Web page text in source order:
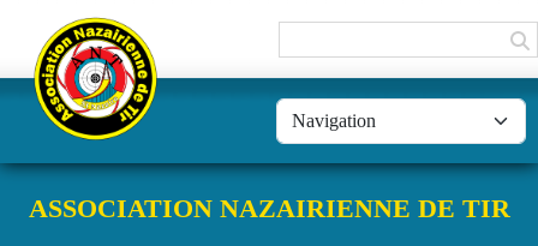
ASSOCIATION NAZAIRIENNE DE TIR
Panneau de gestion des cookies